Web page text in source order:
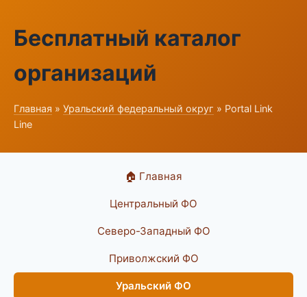
Бесплатный каталог
организаций
Главная » Уральский федеральный округ » Portal Link
Line
🏠 Главная
Центральный ФО
Северо-Западный ФО
Приволжский ФО
Уральский ФО